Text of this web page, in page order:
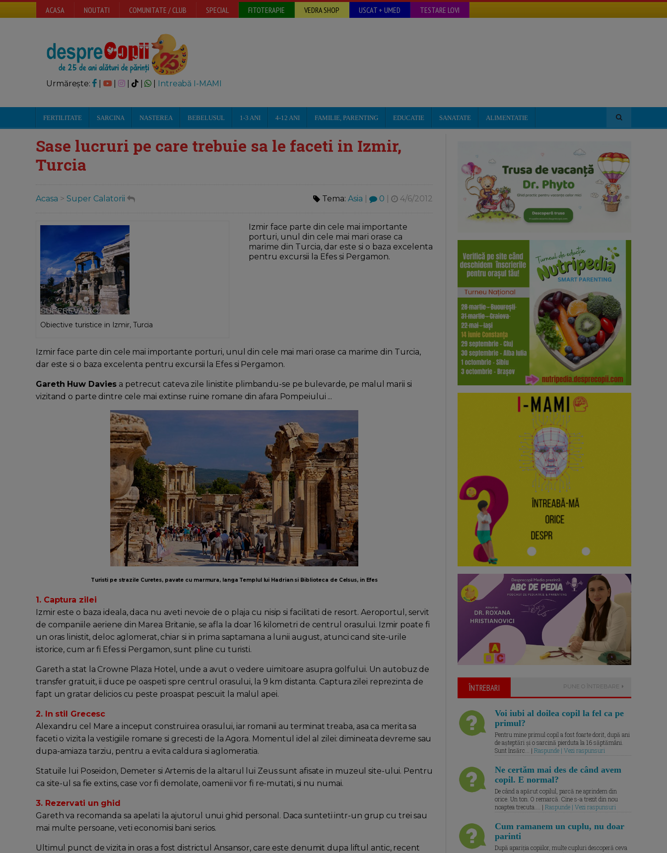
ACASA NOUTATI COMUNITATE / CLUB SPECIAL FITOTERAPIE VEDRA SHOP USCAT + UMED TESTARE LOVI
Urmărește: | | Intreabă I-MAMI
FERTILITATE SARCINA NASTEREA BEBELUSUL 1-3 ANI 4-12 ANI FAMILIE, PARENTING EDUCATIE SANATATE ALIMENTATIE
Sase lucruri pe care trebuie sa le faceti in Izmir,
Turcia
Acasa > Super Calatorii Tema: Asia 0 4/6/2012
Obiective turistice in Izmir, Turcia
Izmir face parte din cele mai importante
porturi, unul din cele mai mari orase ca
marime din Turcia, dar este si o baza excelenta
pentru excursii la Efes si Pergamon.
Izmir face parte din cele mai importante porturi, unul din cele mai mari orase ca marime din Turcia,
dar este si o baza excelenta pentru excursii la Efes si Pergamon.
Gareth Huw Davies a petrecut cateva zile linistite plimbandu-se pe bulevarde, pe malul marii si
vizitand o parte dintre cele mai extinse ruine romane din afara Pompeiului ...
Turisti pe strazile Curetes, pavate cu marmura, langa Templul lui Hadrian si Biblioteca de Celsus, in Efes
1. Captura zilei
Izmir este o baza ideala, daca nu aveti nevoie de o plaja cu nisip si facilitati de resort. Aeroportul, servit
de companiile aeriene din Marea Britanie, se afla la doar 16 kilometri de centrul orasului. Izmir poate fi
un oras linistit, deloc aglomerat, chiar si in prima saptamana a lunii august, atunci cand site-urile
istorice, cum ar fi Efes si Pergamon, sunt pline cu turisti.
Gareth a stat la Crowne Plaza Hotel, unde a avut o vedere uimitoare asupra golfului. Un autobuz de
transfer gratuit, ii duce pe oaspeti spre centrul orasului, la 9 km distanta. Captura zilei reprezinta de
fapt un gratar delicios cu peste proaspat pescuit la malul apei.
2. In stil Grecesc
Alexandru cel Mare a inceput construirea orasului, iar romanii au terminat treaba, asa ca merita sa
faceti o vizita la vestigiile romane si grecesti de la Agora. Momentul idel al zilei: dimineata devreme sau
dupa-amiaza tarziu, pentru a evita caldura si aglomeratia.
Statuile lui Poseidon, Demeter si Artemis de la altarul lui Zeus sunt afisate in muzeul site-ului. Pentru
ca site-ul sa fie extins, case vor fi demolate, oamenii vor fi re-mutati, si nu numai.
3. Rezervati un ghid
Gareth va recomanda sa apelati la ajutorul unui ghid personal. Daca sunteti intr-un grup cu trei sau
mai multe persoane, veti economisi bani serios.
Ultimul punct de vizita in oras a fost districtul Ansansor, care este denumit dupa liftul antic, recent
ÎNTREBARI PUNE O ÎNTREBARE
Voi iubi al doilea copil la fel ca pe
primul?
Pentru mine primul copil a fost foarte dorit, după ani
de așteptări și o sarcină pierduta la 16 săptămâni.
Sunt însărc... | Raspunde | Vezi raspunsuri
Ne certăm mai des de când avem
copil. E normal?
De când a apărut copilul, parcă ne aprindem din
orice. Un ton. O remarcă. Cine s-a trezit din nou
noaptea trecuta.... | Raspunde | Vezi raspunsuri
Cum ramanem un cuplu, nu doar
parinti
După apariția copiilor, multe cupluri descoperă ceva